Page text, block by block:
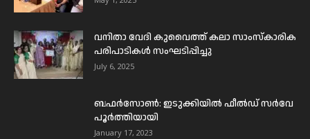
വനിതാ വേദി കുവൈത്ത് കലാ സാംസ്കാരിക
പരിപാടികൾ സംഘടിപ്പിച്ചു
July 6, 2025
ബഫര്‍സോണ്‍: ഇടുക്കിയില്‍ ഫീല്‍ഡ് സര്‍വേ
പൂര്‍ത്തിയായി
January 17, 2023